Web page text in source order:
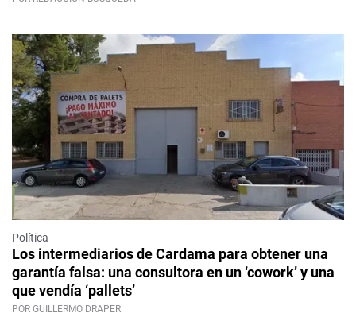
Política
Los intermediarios de Cardama para obtener una
garantía falsa: una consultora en un ‘cowork’ y una
que vendía ‘pallets’
POR GUILLERMO DRAPER